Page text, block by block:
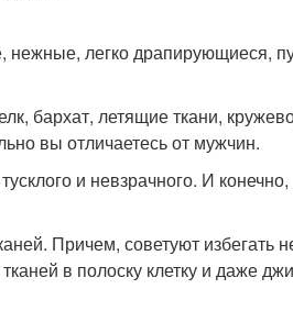
нежные, легко драпирующиеся,
бархат, летящие ткани,
вы отличаетесь от мужчин.
и невзрачного. И конечно,
Причем, советуют избегать
в полоску клетку и даже